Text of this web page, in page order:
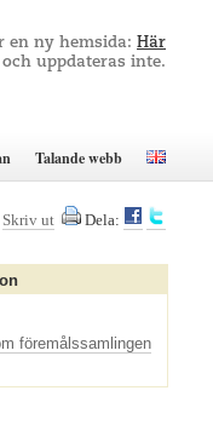
en ny hemsida: Här
uppdateras inte.
Talande webb
Skriv ut Dela:
föremålssamlingen